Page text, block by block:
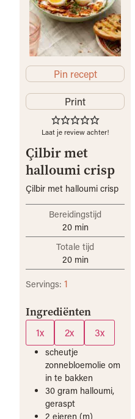
Pin recept
Print
Laat je review achter!
Çilbir met
halloumi crisp
Çilbir met halloumi crisp
Bereidingstijd
20 min
Totale tijd
20 min
Servings:1
Ingrediënten
1x 2x 3x
scheutje
zonnebloemolie om
in te bakken
30 gram halloumi,
geraspt
2 eieren (m)